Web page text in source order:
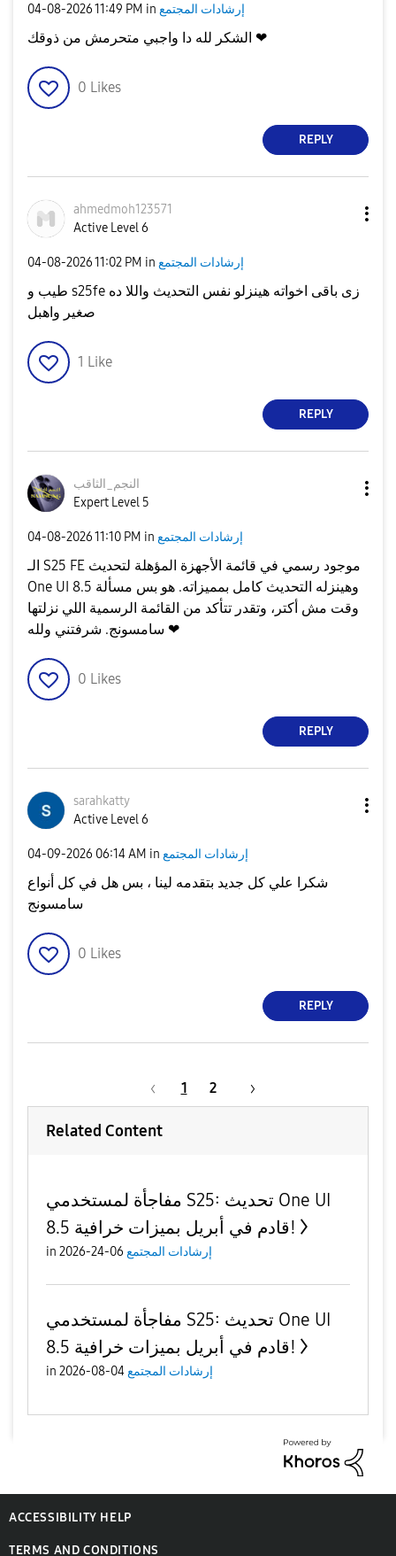
‎04-08-202611:49 PM in إرشادات المجتمع
الشكر لله دا واجبي متحرمش من ذوقك ❤
0 Likes
REPLY
ahmedmoh123571
Active Level 6
‎04-08-202611:02 PM in إرشادات المجتمع
طيب و s25fe زى باقى اخواته هينزلو نفس التحديث واللا ده
صغير واهبل
1 Like
REPLY
النجم_الثاقب
Expert Level 5
‎04-08-202611:10 PM in إرشادات المجتمع
الـ S25 FE موجود رسمي في قائمة الأجهزة المؤهلة لتحديث
One UI 8.5 وهينزله التحديث كامل بمميزاته. هو بس مسألة
وقت مش أكتر، وتقدر تتأكد من القائمة الرسمية اللي نزلتها
سامسونج. شرفتني ولله ❤
0 Likes
REPLY
sarahkatty
Active Level 6
‎04-09-2026 06:14 AM in إرشادات المجتمع
شكرا علي كل جديد بتقدمه لينا ، بس هل في كل أنواع
سامسونج
0 Likes
REPLY
1 2
Related Content
مفاجأة لمستخدمي S25: تحديث One UI
8.5 قادم في أبريل بميزات خرافية!
in إرشادات المجتمع 06-24-2026
مفاجأة لمستخدمي S25: تحديث One UI
8.5 قادم في أبريل بميزات خرافية!
in إرشادات المجتمع04-08-2026
ACCESSIBILITY HELP
TERMS AND CONDITIONS